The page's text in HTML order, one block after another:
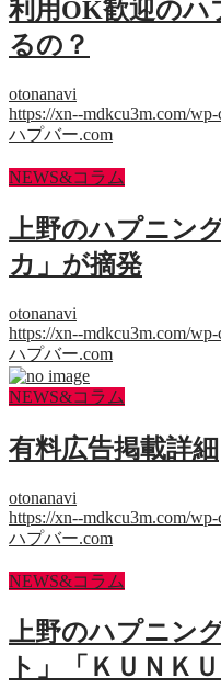
利用OK歓迎のハ
るの？
otonanavi
https://xn--mdkcu3m.com/
ハプバー.com
NEWS&コラム
上野のハプニン
カ」が摘発
otonanavi
https://xn--mdkcu3m.com/
ハプバー.com
NEWS&コラム
有料広告掲載詳細
otonanavi
https://xn--mdkcu3m.com/
ハプバー.com
NEWS&コラム
上野のハプニン
ト」「ＫＵＮＫ